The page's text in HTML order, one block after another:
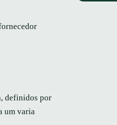
definidos por
um varia